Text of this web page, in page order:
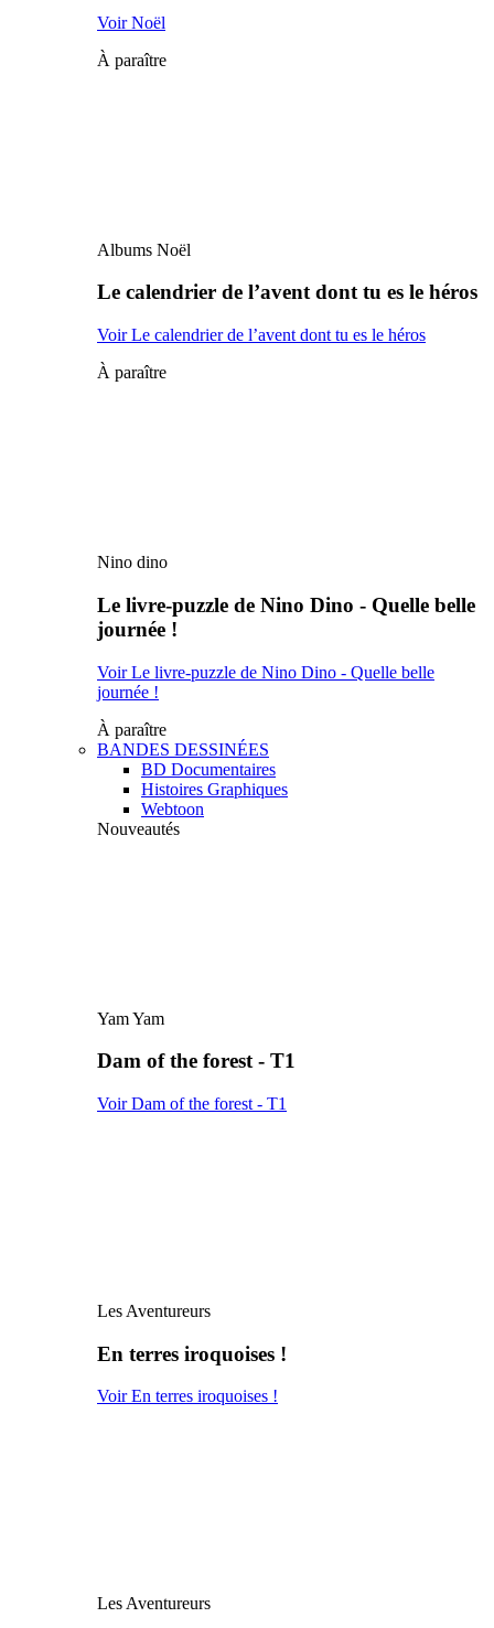
Voir Noël
À paraître
Albums Noël
Le calendrier de l’avent dont tu es le héros
Voir Le calendrier de l’avent dont tu es le héros
À paraître
Nino dino
Le livre-puzzle de Nino Dino - Quelle belle
journée !
Voir Le livre-puzzle de Nino Dino - Quelle belle
journée !
À paraître
BANDES DESSINÉES
BD Documentaires
Histoires Graphiques
Webtoon
Nouveautés
Yam Yam
Dam of the forest - T1
Voir Dam of the forest - T1
Les Aventureurs
En terres iroquoises !
Voir En terres iroquoises !
Les Aventureurs